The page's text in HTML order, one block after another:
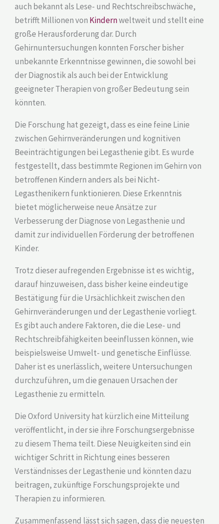
auch bekannt als Lese- und Rechtschreibschwäche,
betrifft Millionen von Kindernweltweit und stellt eine
große Herausforderung dar. Durch
Gehirnuntersuchungen konnten Forscher bisher
unbekannte Erkenntnisse gewinnen, die sowohl bei
der Diagnostik als auch bei der Entwicklung
geeigneter Therapien von großer Bedeutung sein
könnten.
Die Forschung hat gezeigt, dass es eine feine Linie
zwischen Gehirnveränderungen und kognitiven
Beeinträchtigungen bei Legasthenie gibt. Es wurde
festgestellt, dass bestimmte Regionen im Gehirn von
betroffenen Kindern anders als bei Nicht-
Legasthenikern funktionieren. Diese Erkenntnis
bietet möglicherweise neue Ansätze zur
Verbesserung der Diagnose von Legasthenie und
damit zur individuellen Förderung der betroffenen
Kinder.
Trotz dieser aufregenden Ergebnisse ist es wichtig,
darauf hinzuweisen, dass bisher keine eindeutige
Bestätigung für die Ursächlichkeit zwischen den
Gehirnveränderungen und der Legasthenie vorliegt.
Es gibt auch andere Faktoren, die die Lese- und
Rechtschreibfähigkeiten beeinflussen können, wie
beispielsweise Umwelt- und genetische Einflüsse.
Daher ist es unerlässlich, weitere Untersuchungen
durchzuführen, um die genauen Ursachen der
Legasthenie zu ermitteln.
Die Oxford University hat kürzlich eine Mitteilung
veröffentlicht, in der sie ihre Forschungsergebnisse
zu diesem Thema teilt. Diese Neuigkeiten sind ein
wichtiger Schritt in Richtung eines besseren
Verständnisses der Legasthenie und könnten dazu
beitragen, zukünftige Forschungsprojekte und
Therapien zu informieren.
Zusammenfassend lässt sich sagen, dass die neuesten